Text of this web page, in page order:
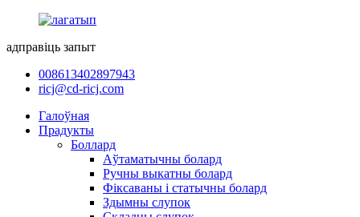
адправіць запыт
008613402897943
ricj@cd-ricj.com
Галоўная
Прадукты
Боллард
Аўтаматычны болард
Ручны выкатны болард
Фіксаваны і статычны болард
Здымны слупок